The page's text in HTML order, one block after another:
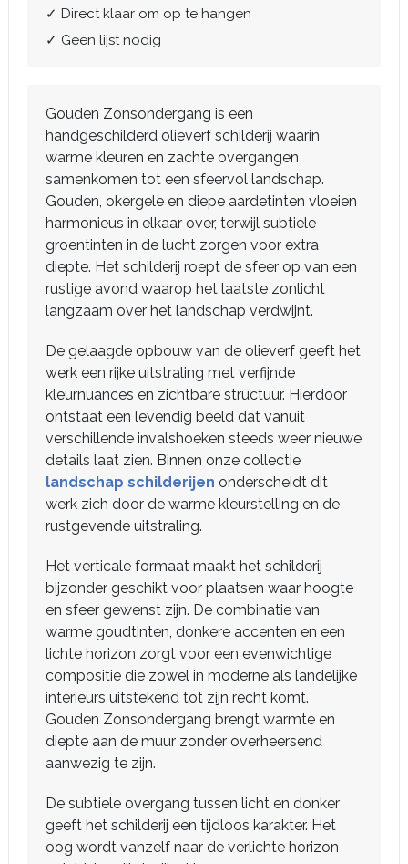
✓ Direct klaar om op te hangen
✓ Geen lijst nodig
Gouden Zonsondergang is een
handgeschilderd olieverf schilderij waarin
warme kleuren en zachte overgangen
samenkomen tot een sfeervol landschap.
Gouden, okergele en diepe aardetinten vloeien
harmonieus in elkaar over, terwijl subtiele
groentinten in de lucht zorgen voor extra
diepte. Het schilderij roept de sfeer op van een
rustige avond waarop het laatste zonlicht
langzaam over het landschap verdwijnt.
De gelaagde opbouw van de olieverf geeft het
werk een rijke uitstraling met verfijnde
kleurnuances en zichtbare structuur. Hierdoor
ontstaat een levendig beeld dat vanuit
verschillende invalshoeken steeds weer nieuwe
details laat zien. Binnen onze collectie
landschap schilderijen onderscheidt dit
werk zich door de warme kleurstelling en de
rustgevende uitstraling.
Het verticale formaat maakt het schilderij
bijzonder geschikt voor plaatsen waar hoogte
en sfeer gewenst zijn. De combinatie van
warme goudtinten, donkere accenten en een
lichte horizon zorgt voor een evenwichtige
compositie die zowel in moderne als landelijke
interieurs uitstekend tot zijn recht komt.
Gouden Zonsondergang brengt warmte en
diepte aan de muur zonder overheersend
aanwezig te zijn.
De subtiele overgang tussen licht en donker
geeft het schilderij een tijdloos karakter. Het
oog wordt vanzelf naar de verlichte horizon